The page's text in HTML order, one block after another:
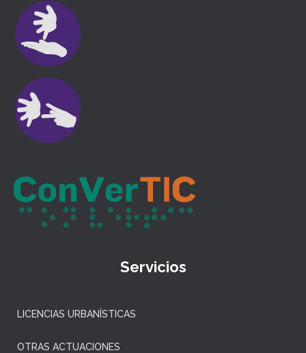
Servicios
LICENCIAS URBANÍSTICAS
OTRAS ACTUACIONES